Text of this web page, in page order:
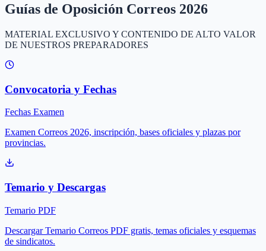
Guías de Oposición Correos 2026
MATERIAL EXCLUSIVO Y CONTENIDO DE ALTO VALOR
DE NUESTROS PREPARADORES
Convocatoria y Fechas
Fechas Examen
Examen Correos 2026, inscripción, bases oficiales y plazas por
provincias.
Temario y Descargas
Temario PDF
Descargar Temario Correos PDF gratis, temas oficiales y esquemas
de sindicatos.